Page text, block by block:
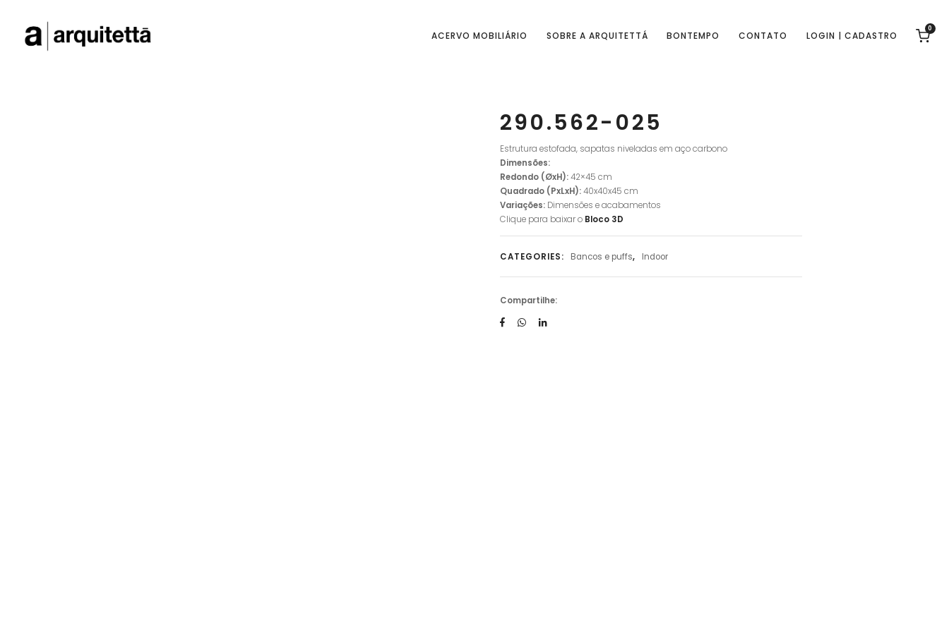
ACERVO MOBILIÁRIO SOBRE A ARQUITETTÁ BONTEMPO CONTATO LOGIN | CADASTRO
0
290.562-025
Estrutura estofada, sapatas niveladas em aço carbono
Dimensões:
Redondo (ØxH):42×45 cm
Quadrado (PxLxH):40x40x45 cm
Variações:Dimensões e acabamentos
Clique para baixar o Bloco 3D
CATEGORIES: Bancos e puffs, Indoor
Compartilhe: